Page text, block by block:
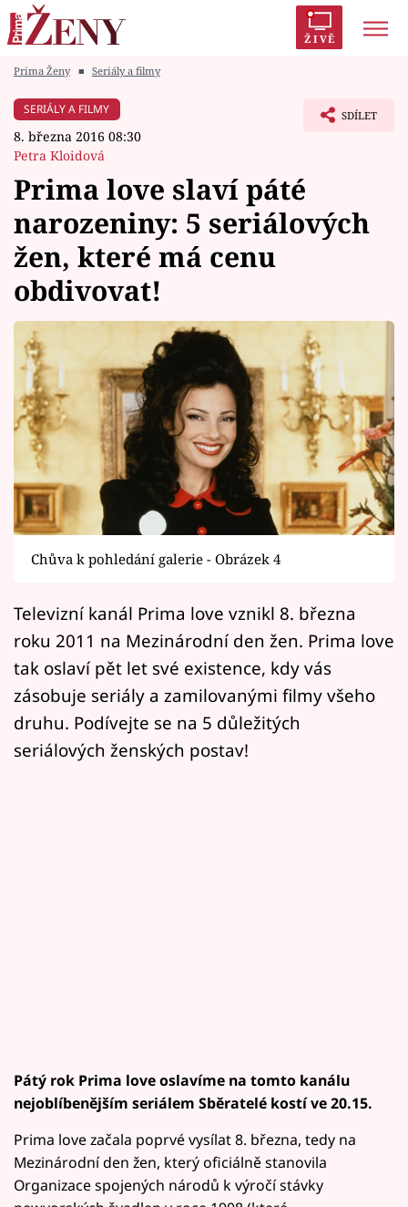
ŽIVĚ
Módní alarm
Témata
Celebrity
Vztahy
Seriály
Horoskopy
Sledujte prima+
Filmový festival Karlovy Vary
Pořady
Přihlášení
Sledujte nás
Prima Ženy ■ Seriály a filmy
SERIÁLY A FILMY
8. března 2016 08:30
Petra Kloidová
SDÍLET
Prima love slaví páté
narozeniny: 5 seriálových
žen, které má cenu
obdivovat!
Chůva k pohledání galerie - Obrázek 4
Televizní kanál Prima love vznikl 8. března
roku 2011 na Mezinárodní den žen. Prima love
tak oslaví pět let své existence, kdy vás
zásobuje seriály a zamilovanými filmy všeho
druhu. Podívejte se na 5 důležitých
seriálových ženských postav!
Pátý rok Prima love oslavíme na tomto kanálu
nejoblíbenějším seriálem Sběratelé kostí ve 20.15.
Prima love začala poprvé vysílat 8. března, tedy na
Mezinárodní den žen, který oficiálně stanovila
Organizace spojených národů k výročí stávky